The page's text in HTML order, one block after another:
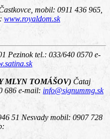
, mobil: 0911 436 965,
www.royaldom.sk
Pezinoktel.: 033/640 0570 e-
MLYN TOMÁŠOV) Čataj
686 e-mail: info@signummg.sk
51 Nesvady mobil: 0907 728